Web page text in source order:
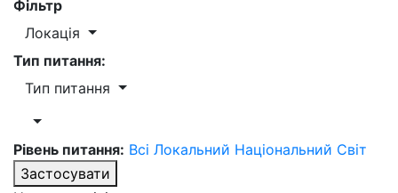
Фільтр
Локація
Тип питання:
Тип питання
Рівень питання: Всі Локальний Національний Світ
Застосувати